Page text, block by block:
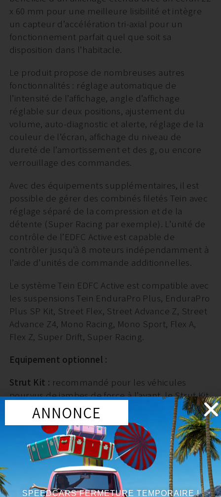
x 60 mm pour une meilleure lisibilité et intègre
un capteur d’accélération tri-axial pour un
fonctionnement parfait quel que soit sa
disposition dans l’habitacle.
Le produit propose de nombreuses autres
fonctionnalités : réglage automatique de
l’intensité de l’affichage, angle d’affichage
réglable sur deux positions, ajustement du
volume, auto-diagnostic et alerte, réglage de la
couleur de l’écran, affichage du niveau de
dureté de l’amortissement et des g, ou encore
verrouillage des commandes.
Avec des équipements supplémentaires, il est
possible de gérer des combinés filetés Tein avec
réglage séparé de la compression et de la
détente (Super Racing par exemple). L’unité de
contrôle de l’EDFC Active est capable de
contrôler jusqu’à 8 moteurs indépendamment à
l’aide d’unités de commande additionnelles.
Le système Tein EDFC Active est compatible avec
les suspensions Tein EnduraPro Plus, EnduraPro
Plus SP Kit, Street Flex, Street Advance Z, Street
Advance Z4, Mono Racing, Mono Sport, Flex A,
Flex Z, Super Drift, Super Racing.
Equipement optionnel :
Strut Kit : recommandé pour les véhicules
pourvus de jambes de force à l’avant, le Strut Kit
évite les risques d’emmêlement du câblage de
l’EDFC grâce à l’ajout d’un support de butée.
GPS Kit :disponible pour les EDFC Active et
Active Pro, le GPS Kit ajoute des fonctionnalités
supplémentaires au système. Parmi celles-ci, la
possibilité de moduler automatiquement la
dureté de l’amortissement en fonction de la
ANNONCE
SPEEDCARS FERMETURE TEMPORAIRE !